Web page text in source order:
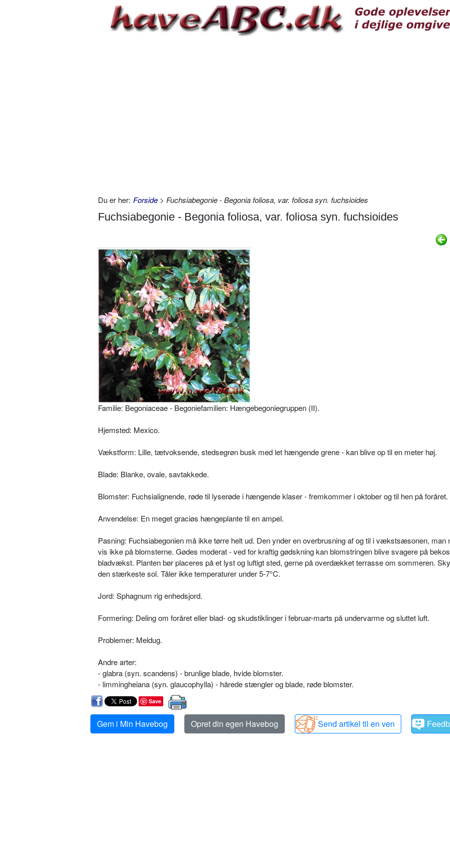
Du er her: Forside > Fuchsiabegonie - Begonia foliosa, var. foliosa syn. fuchsioides
Fuchsiabegonie - Begonia foliosa, var. foliosa syn. fuchsioides
Familie: Begoniaceae - Begoniefamilien: Hængebegonie­gruppen (II).
Hjemsted: Mexico.
Vækstform: Lille, tætvoksende, stedsegrøn busk med let hængende grene - kan blive op til en meter høj.
Blade: Blanke, ovale, savtakkede.
Blomster: Fuchsialignende, røde til lyserøde i hængende klaser - fremkommer i oktober og til hen på foråret.
Anvendelse: En meget graciøs hængeplante til en ampel.
Pasning: Fuchsiabegonien må ikke tørre helt ud. Den yn­der en overbrusning af og til i vækstsæsonen, man
vis ikke på blomsterne. Gødes moderat - ved for kraftig gødskning kan blomstringen blive svagere på
bladvækst. Planten bør placeres på et lyst og luftigt sted, gerne på overdækket terrasse om sommeren.
den stærkeste sol. Tåler ikke temperaturer under 5-7°C.
Jord: Sphagnum rig enhedsjord.
Formering: Deling om foråret eller blad- og skudstiklinger i februar-marts på undervarme og sluttet luft.
Problemer: Meldug.
Andre arter:
- glabra (syn. scandens) - brunlige blade, hvide blomster.
- limmingheiana (syn. glaucophylla) - hårede stængler og blade, røde blomster.
Save
Gem i Min Havebog Opret din egen Havebog Send artikel til en ven